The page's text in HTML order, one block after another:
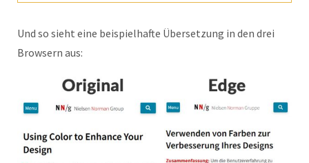
Und so sieht eine beispielhafte Übersetzung in den drei
Browsern aus: